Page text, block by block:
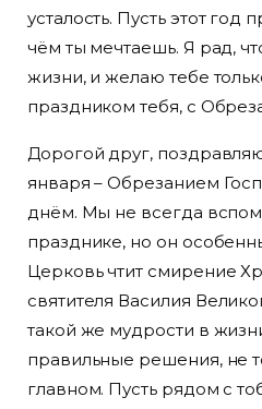
усталость. Пусть этот год
чём ты мечтаешь. Я рад,
жизни, и желаю тебе
праздником тебя, с
Дорогой друг,
января – Обрезанием
днём. Мы не всегда
празднике, но он
Церковь чтит смирение
святителя Василия
такой же мудрости в
правильные решения, не
главном. Пусть рядом с